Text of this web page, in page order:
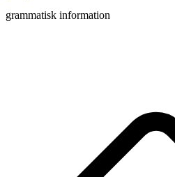
grammatisk information